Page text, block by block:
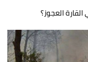
العجوز؟